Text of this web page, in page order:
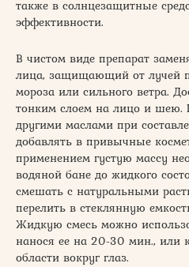
также в солнцезащитные
эффективности.
В чистом виде препарат
лица, защищающий от лучей
мороза или сильного ветра.
тонким слоем на лицо и шею.
другими маслами при
добавлять в привычные
применением густую массу
водяной бане до жидкого
смешать с натуральными
перелить в стеклянную
Жидкую смесь можно
нанося ее на 20-30 мин., или
области вокруг глаз.